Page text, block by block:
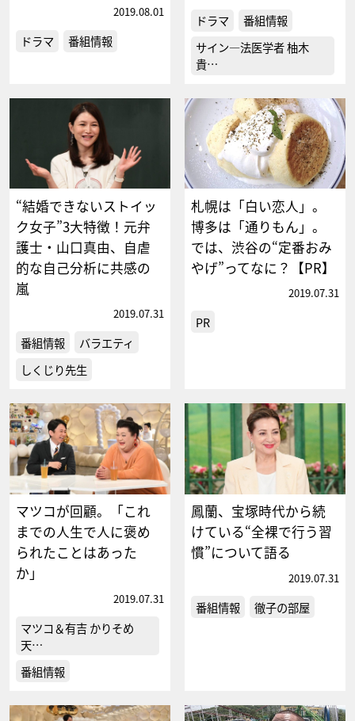
2019.08.01
ドラマ 番組情報
ドラマ
番組情報
サイン―法医学者 柚木
貴…
“結婚できないストイッ
ク女子”3大特徴！元弁
護士・山口真由、自虐
的な自己分析に共感の
嵐
2019.07.31
番組情報
バラエティ
しくじり先生
札幌は「白い恋人」。
博多は「通りもん」。
では、渋谷の“定番おみ
やげ”ってなに？【PR】
2019.07.31
PR
マツコが回顧。「これ
までの人生で人に褒め
られたことはあった
か」
2019.07.31
マツコ＆有吉 かりそめ
天…
番組情報
鳳蘭、宝塚時代から続
けている“全裸で行う習
慣”について語る
2019.07.31
番組情報 徹子の部屋